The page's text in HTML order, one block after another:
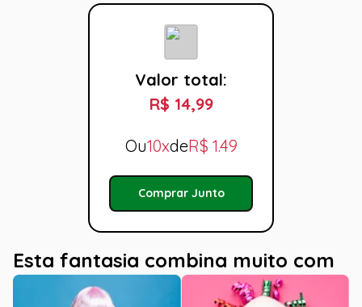
Valor total:
R$ 14,99
Ou10xdeR$ 1.49
Comprar Junto
Esta fantasia combina muito com